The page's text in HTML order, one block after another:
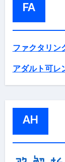
FA
ファクタリン
アダルト可レ
AH